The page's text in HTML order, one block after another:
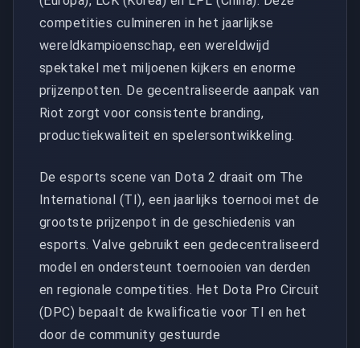
competities culmineren in het jaarlijkse
wereldkampioenschap, een wereldwijd
spektakel met miljoenen kijkers en enorme
prijzenpotten. De gecentraliseerde aanpak van
Riot zorgt voor consistente branding,
productiekwaliteit en spelersontwikkeling.
De esports scene van Dota 2 draait om The
International (TI), een jaarlijks toernooi met de
grootste prijzenpot in de geschiedenis van
esports. Valve gebruikt een gedecentraliseerd
model en ondersteunt toernooien van derden
en regionale competities. Het Dota Pro Circuit
(DPC) bepaalt de kwalificatie voor TI en het
door de community gestuurde